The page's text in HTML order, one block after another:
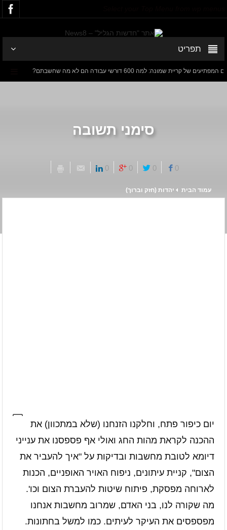
תפריט
שמונה: למה 600 דורשי עבודה הם לא מה שחשבתם?
סימני תשובה
0
0
0
0
עמוד הבית יהדות (חזק וברוך)
יום כיפור פתח, וחלקנו הזנחנו (שלא במתכוון) את
ההכנה לקראת מהות החג ואולי אף פספסנו את ענייני
דיומא לטובת מחשבות ובדיקות על "איך להעביר את
הצום", קניית עיתונים, ניפוח האויר האופניים, הכנות
לארוחה מפסקת, פיתוח שיטות להעברת הצום וכו'.
מה שקורה לנו, בני האדם, שמרוב מחשבות אנחנו
מפספסים את העיקר לעיתים. כמו למשל בחתונות.